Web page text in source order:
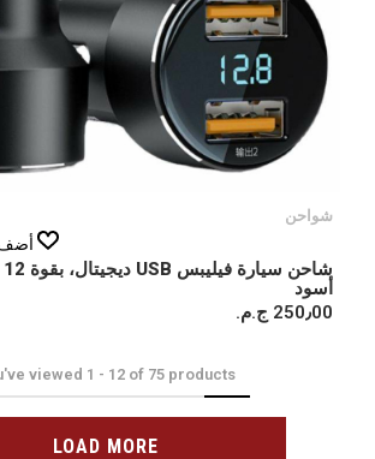
شواحن
أضف
أسود
250٫00 ج.م.‏
viewed 1 - 12 of 75 products
LOAD MORE